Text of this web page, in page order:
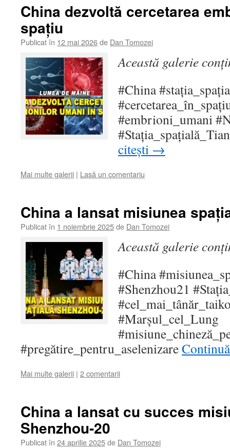
China dezvoltă cercetarea
spațiu
Publicat în 12 mai 2026de Dan Tomozei
Această galerie
#China
#embrioni_umani
citești →
Mai multe galerii | Lasă un comentariu
China a lansat misiunea
Publicat în 1 noiembrie 2025de Dan Tomozei
Această galerie
#China
#Shenzhou21
#Marșul_cel_Lung
#pregătire_pentru_aselenizare
Mai multe galerii | 2 comentarii
China a lansat cu succes
Shenzhou-20
Publicat în 24 aprilie 2025de Dan Tomozei